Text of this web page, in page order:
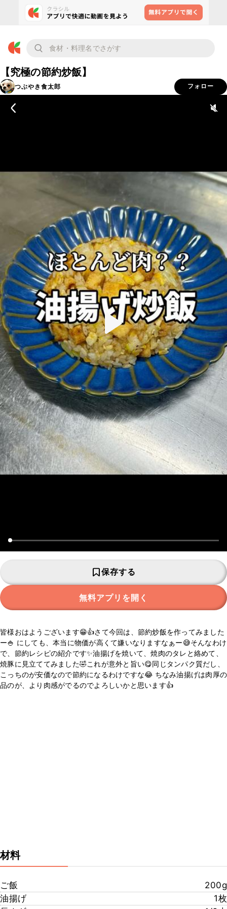
【究極の節約炒飯】
つぶやき食太郎 フォロー
保存する
無料アプリを開く
皆様おはようございます😁👍さて今回は、節約炒飯を作ってみました
ー🍚 にしても、本当に物価が高くて嫌いなりますなぁー😅そんなわけ
で、節約レシピの紹介です✨油揚げを焼いて、焼肉のタレと絡めて、
焼豚に見立ててみました🤣これが意外と旨い😋同じタンパク質だし、
こっちのが安価なので節約になるわけですな😂 ちなみ油揚げは肉厚の
品のが、より肉感がでるのでよろしいかと思います👍
材料
ご飯
200g
油揚げ
1枚